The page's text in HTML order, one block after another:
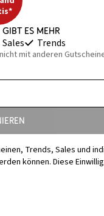
es mehr
Sales Trends
mit anderen
Trends, Sales und
können. Diese